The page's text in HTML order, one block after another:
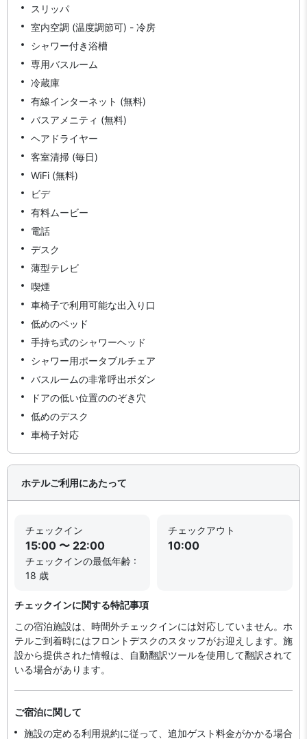
スリッパ
室内空調 (温度調節可) - 冷房
シャワー付き浴槽
専用バスルーム
冷蔵庫
有線インターネット (無料)
バスアメニティ (無料)
ヘアドライヤー
客室清掃 (毎日)
WiFi (無料)
ビデ
有料ムービー
電話
デスク
薄型テレビ
喫煙
車椅子で利用可能な出入り口
低めのベッド
手持ち式のシャワーヘッド
シャワー用ポータブルチェア
バスルームの非常呼出ボダン
ドアの低い位置ののぞき穴
低めのデスク
車椅子対応
ホテルご利用にあたって
チェックイン
15:00 〜 22:00
チェックインの最低年齢 :
18 歳
チェックアウト
10:00
チェックインに関する特記事項
この宿泊施設は、時間外チェックインには対応していません。ホ
テルご到着時にはフロントデスクのスタッフがお迎えします。施
設から提供された情報は、自動翻訳ツールを使用して翻訳されて
いる場合があります。
ご宿泊に関して
施設の定める利用規約に従って、追加ゲスト料金がかかる場合